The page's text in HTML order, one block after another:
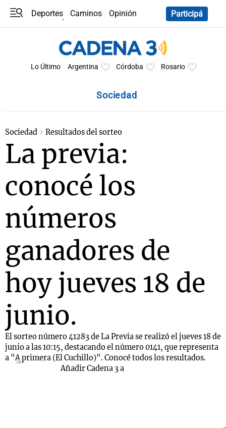
Deportes Caminos
Opinión
Participá
Lo Último Argentina Córdoba Rosario
Sociedad
Sociedad Resultados del sorteo
La previa:
conocé los
números
ganadores de
hoy jueves 18 de
junio.
El sorteo número 41283 de La Previa se realizó el jueves 18 de
junio a las 10:15, destacando el número 0141, que representa
a "A primera (El Cuchillo)". Conocé todos los resultados.
Añadir Cadena 3 a